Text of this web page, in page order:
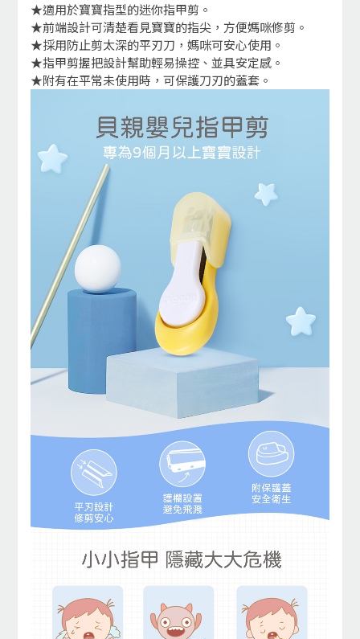
★適用於寶寶指型的迷你指甲剪。
★前端設計可清楚看見寶寶的指尖，方便媽咪修剪。
★採用防止剪太深的平刃刀，媽咪可安心使用。
★指甲剪握把設計幫助輕易操控、並具安定感。
★附有在平常未使用時，可保護刀刃的蓋套。